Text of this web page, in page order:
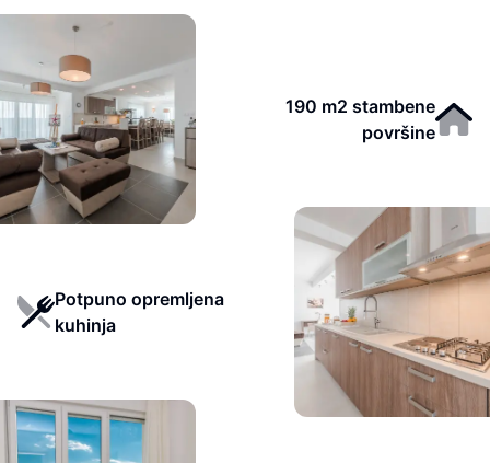
190 m2 stambene
površine
Potpuno opremljena
kuhinja